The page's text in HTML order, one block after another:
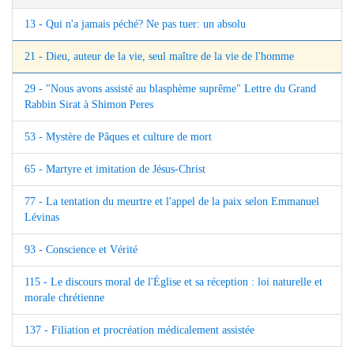
13 - Qui n'a jamais péché? Ne pas tuer: un absolu
21 - Dieu, auteur de la vie, seul maître de la vie de l'homme
29 - "Nous avons assisté au blasphème suprême" Lettre du Grand
Rabbin Sirat à Shimon Peres
53 - Mystère de Pâques et culture de mort
65 - Martyre et imitation de Jésus-Christ
77 - La tentation du meurtre et l'appel de la paix selon Emmanuel
Lévinas
93 - Conscience et Vérité
115 - Le discours moral de l'Église et sa réception : loi naturelle et
morale chrétienne
137 - Filiation et procréation médicalement assistée